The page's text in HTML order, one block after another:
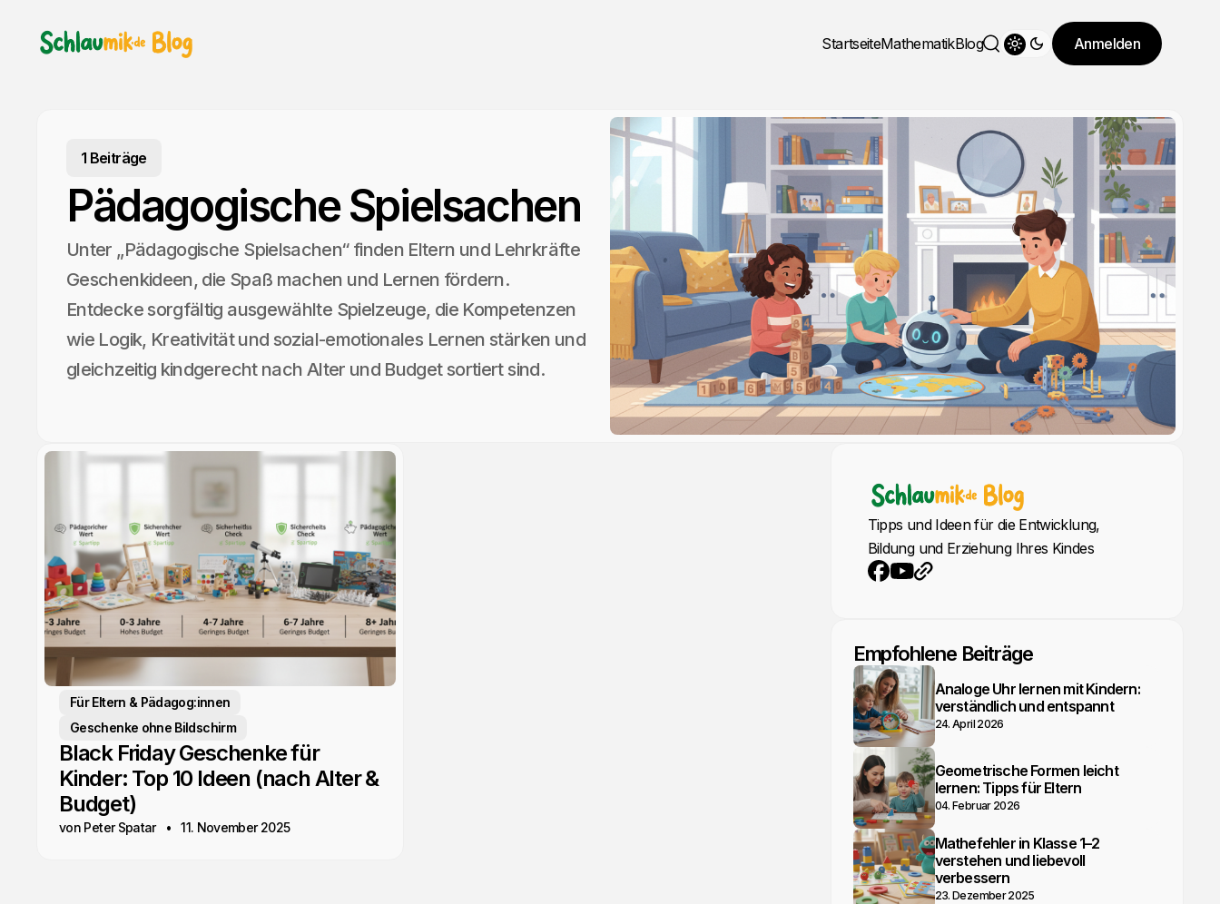
StartseiteMathematikBlog
Theme wechseln
Anmelden
1 Beiträge
Pädagogische Spielsachen
Unter „Pädagogische Spielsachen“ finden Eltern und Lehrkräfte
Geschenkideen, die Spaß machen und Lernen fördern.
Entdecke sorgfältig ausgewählte Spielzeuge, die Kompetenzen
wie Logik, Kreativität und sozial-emotionales Lernen stärken und
gleichzeitig kindgerecht nach Alter und Budget sortiert sind.
Für Eltern & Pädagog:innen
Geschenke ohne Bildschirm
Black Friday Geschenke für
Kinder: Top 10 Ideen (nach Alter &
Budget)
von Peter Spatar 11. November 2025
Tipps und Ideen für die Entwicklung,
Bildung und Erziehung Ihres Kindes
Empfohlene Beiträge
Analoge Uhr lernen mit Kindern:
verständlich und entspannt
24. April 2026
Geometrische Formen leicht
lernen: Tipps für Eltern
04. Februar 2026
Mathefehler in Klasse 1–2
verstehen und liebevoll
verbessern
23. Dezember 2025